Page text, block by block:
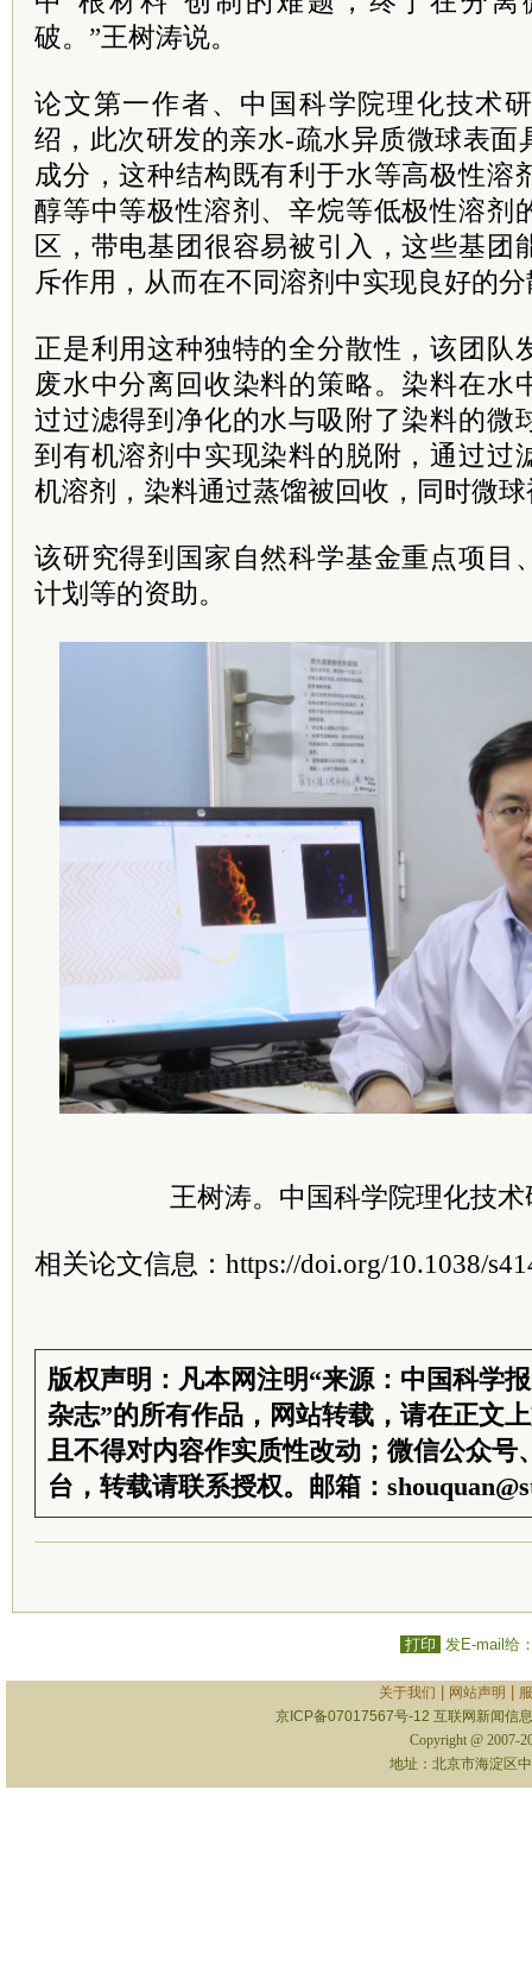
破。”王树涛说。
论文第一作者、中国科学院理化技术
绍，此次研发的亲水-疏水异质微球表面
成分，这种结构既有利于水等高极性溶
醇等中等极性溶剂、辛烷等低极性溶剂
区，带电基团很容易被引入，这些基团
斥作用，从而在不同溶剂中实现良好的
正是利用这种独特的全分散性，该团队
废水中分离回收染料的策略。染料在水
过过滤得到净化的水与吸附了染料的微
到有机溶剂中实现染料的脱附，通过过
机溶剂，染料通过蒸馏被回收，同时微
该研究得到国家自然科学基金重点项目
计划等的资助。
王树涛。中国科学院理化技
相关论文信息：https://doi.org/10.1038/
版权声明：凡本网注明“来源：中国科学
杂志”的所有作品，网站转载，请在正文
且不得对内容作实质性改动；微信公众号
台，转载请联系授权。邮箱：
打印 发E-mail给
关于我们 网站声明
京ICP备07017567号-12 互联网新闻信
Copyright @ 2007-
地址：北京市海淀区